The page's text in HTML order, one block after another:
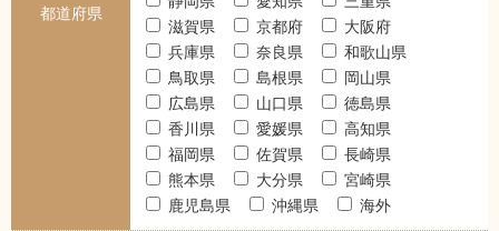
都道府県
滋賀県
京都府
大阪府
兵庫県
奈良県
和歌山県
鳥取県
島根県
岡山県
広島県
山口県
徳島県
香川県
愛媛県
高知県
福岡県
佐賀県
長崎県
熊本県
大分県
宮崎県
鹿児島県
沖縄県 海外